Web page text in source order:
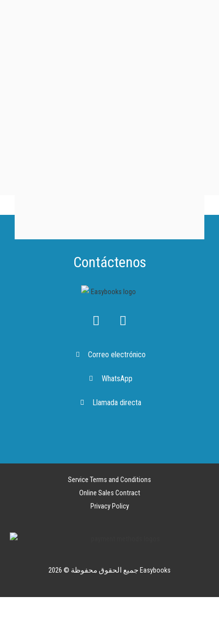
Contáctenos
Correo electrónico
WhatsApp
Llamada directa
Service Terms and Conditions
Online Sales Contract
Privacy Policy
جميع الحقوق محفوظة © 2026 Easybooks